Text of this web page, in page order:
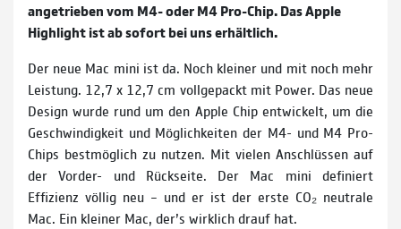
angetrieben vom M4- oder M4 Pro-Chip. Das Apple
Highlight ist ab sofort bei uns erhältlich.
Der neue Mac mini ist da. Noch kleiner und mit noch mehr
Leistung. 12,7 x 12,7 cm voll­gepackt mit Power. Das neue
Design wurde rund um den Apple Chip ent­wi­ckelt, um die
Ge­schwin­dig­keit und Möglich­keiten der M4- und M4 Pro-
Chips bestmög­lich zu nutzen. Mit vielen Anschlüssen auf
der Vorder- und Rück­seite. Der Mac mini definiert
Effizienz völlig neu – und er ist der erste CO₂ neutrale
Mac. Ein kleiner Mac, der’s wirklich drauf hat.